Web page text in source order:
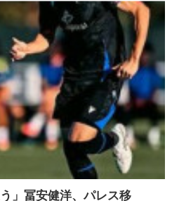
」冨安健洋、パレス移